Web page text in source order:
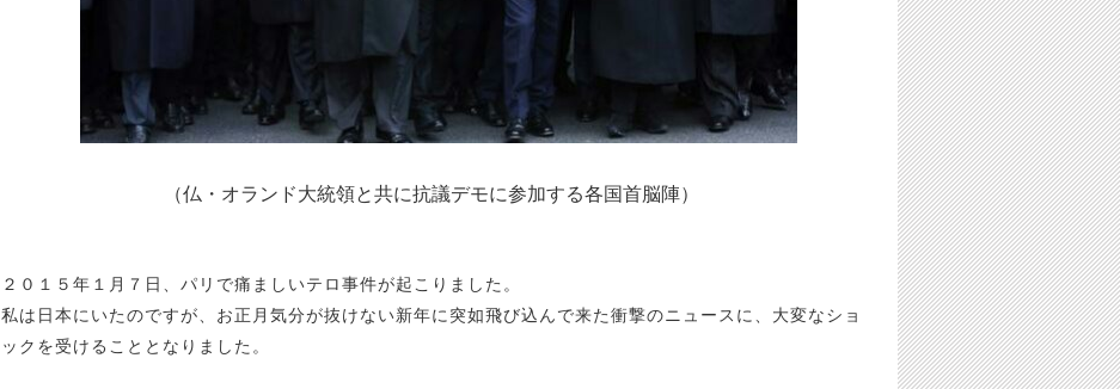
（仏・オランド大統領と共に抗議デモに参加する各国首脳陣）
２０１５年１月７日、パリで痛ましいテロ事件が起こりました。
私は日本にいたのですが、お正月気分が抜けない新年に突如飛び込んで来た衝撃のニュースに、大変なショ
ックを受けることとなりました。